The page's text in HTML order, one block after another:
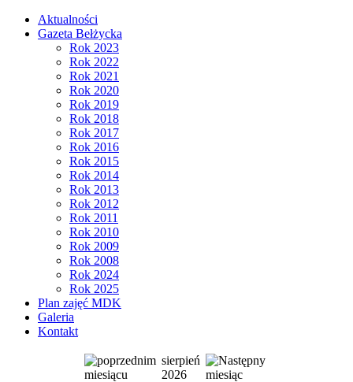
Aktualności
Gazeta Bełżycka
Rok 2023
Rok 2022
Rok 2021
Rok 2020
Rok 2019
Rok 2018
Rok 2017
Rok 2016
Rok 2015
Rok 2014
Rok 2013
Rok 2012
Rok 2011
Rok 2010
Rok 2009
Rok 2008
Rok 2024
Rok 2025
Plan zajęć MDK
Galeria
Kontakt
sierpień
2026